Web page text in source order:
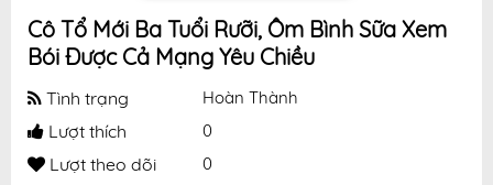
Cô Tổ Mới Ba Tuổi Rưỡi, Ôm Bình Sữa Xem
Bói Được Cả Mạng Yêu Chiều
Tình trạng Hoàn Thành
Lượt thích 0
Lượt theo dõi 0